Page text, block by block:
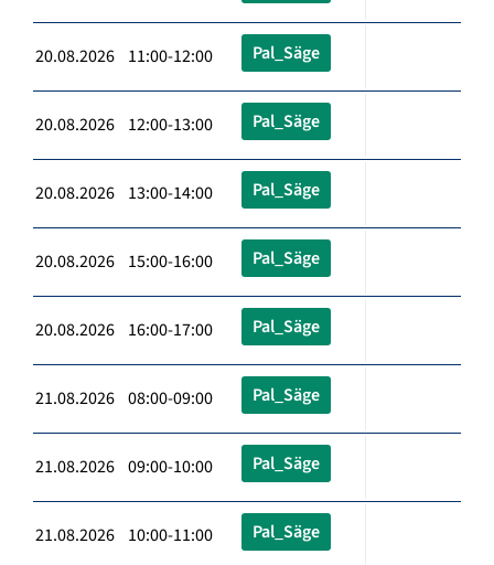
20.08.2026 11:00-12:00 Pal_Säge
20.08.2026 12:00-13:00 Pal_Säge
20.08.2026 13:00-14:00 Pal_Säge
20.08.2026 15:00-16:00 Pal_Säge
20.08.2026 16:00-17:00 Pal_Säge
21.08.2026 08:00-09:00 Pal_Säge
21.08.2026 09:00-10:00 Pal_Säge
21.08.2026 10:00-11:00 Pal_Säge